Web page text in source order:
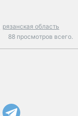
рязанская область
88 просмотров всего.